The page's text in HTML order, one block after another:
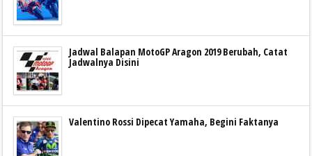
Jadwal Balapan MotoGP Aragon 2019 Berubah, Catat
Jadwalnya Disini
Valentino Rossi Dipecat Yamaha, Begini Faktanya